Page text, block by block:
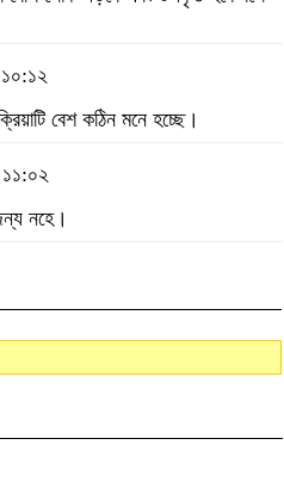
বেশ কঠিন মনে হচ্ছে।
১১:০২
নহে।